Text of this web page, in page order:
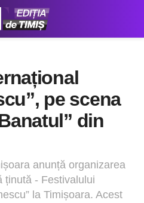
pe scena
din
anunță organizarea
ținută - Festivalului
la Timișoara. Acest